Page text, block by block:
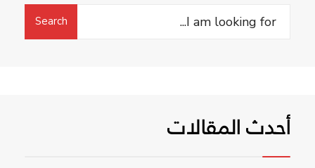
Search
Search
أحدث المقالات